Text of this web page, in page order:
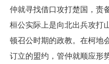
仲就寻找借口攻打楚国，责
桓公实际上是向北出兵攻打
顿召公时期的政教。在柯地
订立的盟约，管仲就顺应形